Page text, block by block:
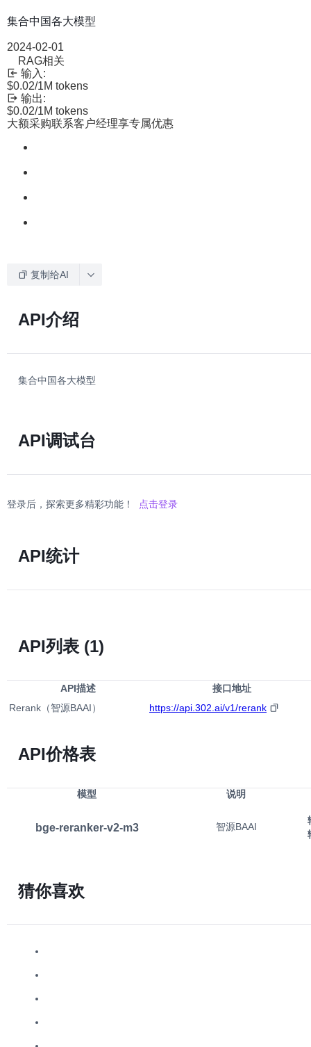
集合中国各大模型
2024-02-01
RAG相关
输入:
$0.02/1M tokens
输出:
$0.02/1M tokens
大额采购联系客户经理享专属优惠
复制给AI
API介绍
集合中国各大模型
API调试台
登录后，探索更多精彩功能！ 点击登录
API统计
API列表 (1)
API描述
接口地址
Rerank（智源BAAI）
https://api.302.ai/v1/rerank
API价格表
模型 说明
bge-reranker-v2-m3 智源BAAI
猜你喜欢